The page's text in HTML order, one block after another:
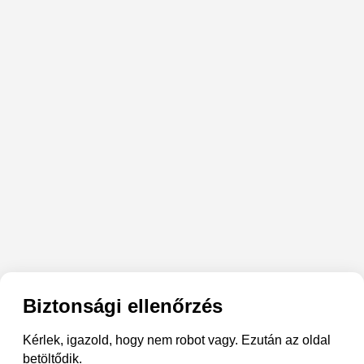
Biztonsági ellenőrzés
Kérlek, igazold, hogy nem robot vagy. Ezután az oldal
betöltődik.